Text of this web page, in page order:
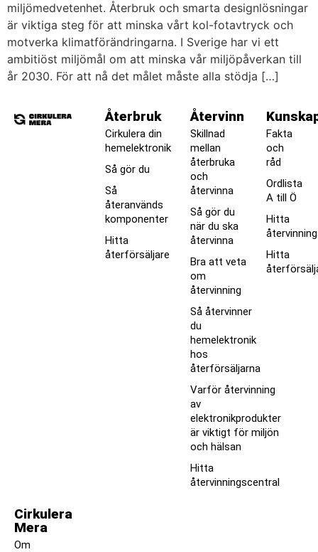
miljömedvetenhet. Återbruk och smarta designlösningar
är viktiga steg för att minska vårt kol-fotavtryck och
motverka klimatförändringarna. I Sverige har vi ett
ambitiöst miljömål om att minska vår miljöpåverkan till
år 2030. För att nå det målet måste alla stödja […]
Återbruk
Cirkulera din
hemelektronik
Så gör du
Så
återanvänds
komponenter
Hitta
återförsäljare
Återvinn
Skillnad
mellan
återbruka
och
återvinna
Så gör du
när du ska
återvinna
Bra att veta
om
återvinning
Så återvinner
du
hemelektronik
hos
återförsäljarna
Varför återvinning
av
elektronikprodukter
är viktigt för miljön
och hälsan
Hitta
återvinningscentral
Fakta
och
råd
Ordlista
A till Ö
Hitta
Hitta
Cirkulera
Mera
Om